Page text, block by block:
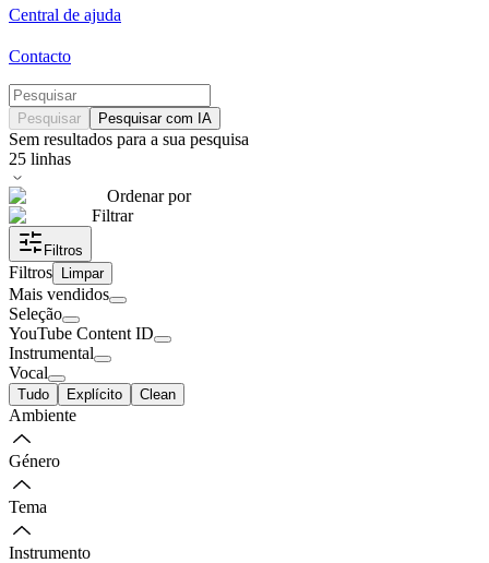
Central de ajuda
Contacto
Pesquisar Pesquisar com IA
Sem resultados para a sua pesquisa
25 linhas
Ordenar por
Filtrar
Filtros
Filtros Limpar
Mais vendidos
Seleção
YouTube Content ID
Instrumental
Vocal
Tudo Explícito Clean
Ambiente
Género
Tema
Instrumento